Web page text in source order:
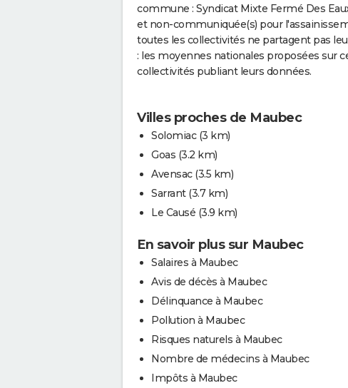
commune : Syndicat Mixte Fermé Des
et non-communiquée(s) pour
toutes les collectivités ne partagent pas
: les moyennes nationales proposées sur
collectivités publiant leurs données.
Villes proches de Maubec
Solomiac (3 km)
Goas (3.2 km)
Avensac (3.5 km)
Sarrant (3.7 km)
Le Causé (3.9 km)
En savoir plus sur Maubec
Salaires à Maubec
Avis de décès à Maubec
Délinquance à Maubec
Pollution à Maubec
Risques naturels à Maubec
Nombre de médecins à Maubec
Impôts à Maubec